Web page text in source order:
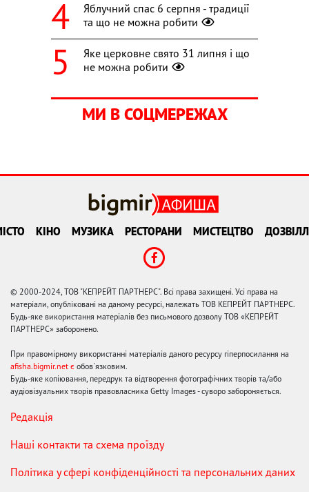
Яблучний спас 6 серпня - традиції
та що не можна робити
Яке церковне свято 31 липня і що
не можна робити
МИ В СОЦМЕРЕЖАХ
КІНО МУЗИКА РЕСТОРАНИ МИСТЕЦТВО
© 2000-2024, ТОВ "КЕПРЕЙТ ПАРТНЕРС". Всі права захищені. Усі права на
матеріали, опубліковані на даному ресурсі, належать ТОВ КЕПРЕЙТ ПАРТНЕРС.
Будь-яке використання матеріалів без письмового дозволу ТОВ «КЕПРЕЙТ
ПАРТНЕРС» заборонено.
При правомірному використанні матеріалів даного ресурсу гіперпосилання на
afisha.bigmir.net є обов'язковим.
Будь-яке копіювання, передрук та відтворення фотографічних творів та/або
аудіовізуальних творів правовласника Getty Images - суворо забороняється.
Редакція
Наші контакти та схема проїзду
Політика у сфері конфіденційності та персональних даних